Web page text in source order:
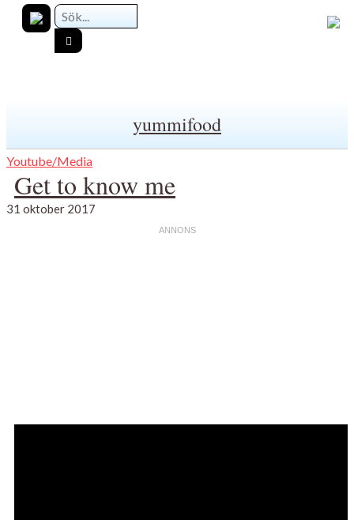
yummifood
Youtube/Media
Get to know me
31 oktober 2017